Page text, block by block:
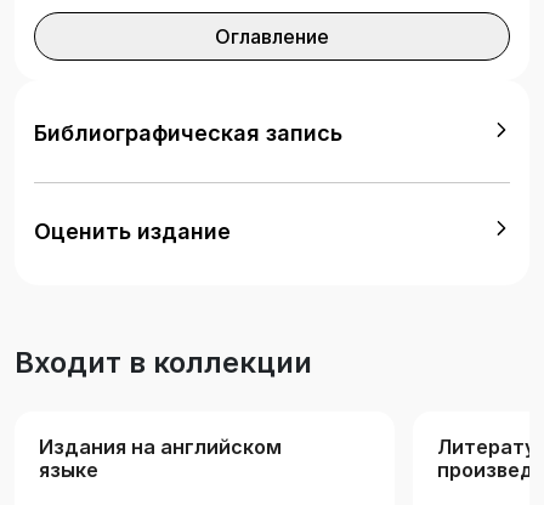
family, who leaves home in search of adventures
as an unknown pedestrian with a few pounds in
Оглавление
Библиографическая запись
Оценить издание
Входит в коллекции
Издания на английском
языке